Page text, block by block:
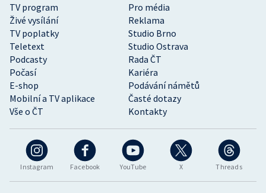
Instagram Facebook YouTube X Threads
TV program
Pro média
Živé vysílání
Reklama
TV poplatky
Studio Brno
Teletext
Studio Ostrava
Podcasty
Rada ČT
Počasí
Kariéra
E-shop
Podávání námětů
Mobilní a TV aplikace
Časté dotazy
Vše o ČT
Kontakty